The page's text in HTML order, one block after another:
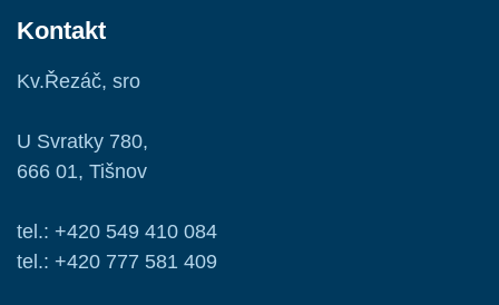
Kontakt
Kv.Řezáč, sro
U Svratky 780,
666 01, Tišnov
tel.: +420 549 410 084
tel.: +420 777 581 409